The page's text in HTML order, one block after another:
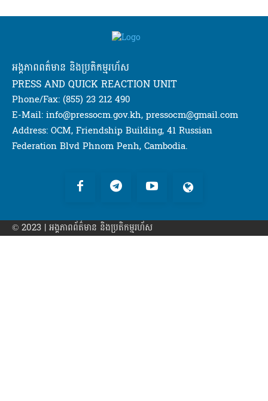
អង្គភាពពត៌មាន និងប្រតិកម្មរហ័ស
PRESS AND QUICK REACTION UNIT
Phone/Fax: (855) 23 212 490
E-Mail: info@pressocm.gov.kh, pressocm@gmail.com
Address: OCM, Friendship Building, 41 Russian
Federation Blvd Phnom Penh, Cambodia.
© 2023 | អង្គភាព​ព័ត៌មាន​ និងប្រតិកម្មរហ័ស